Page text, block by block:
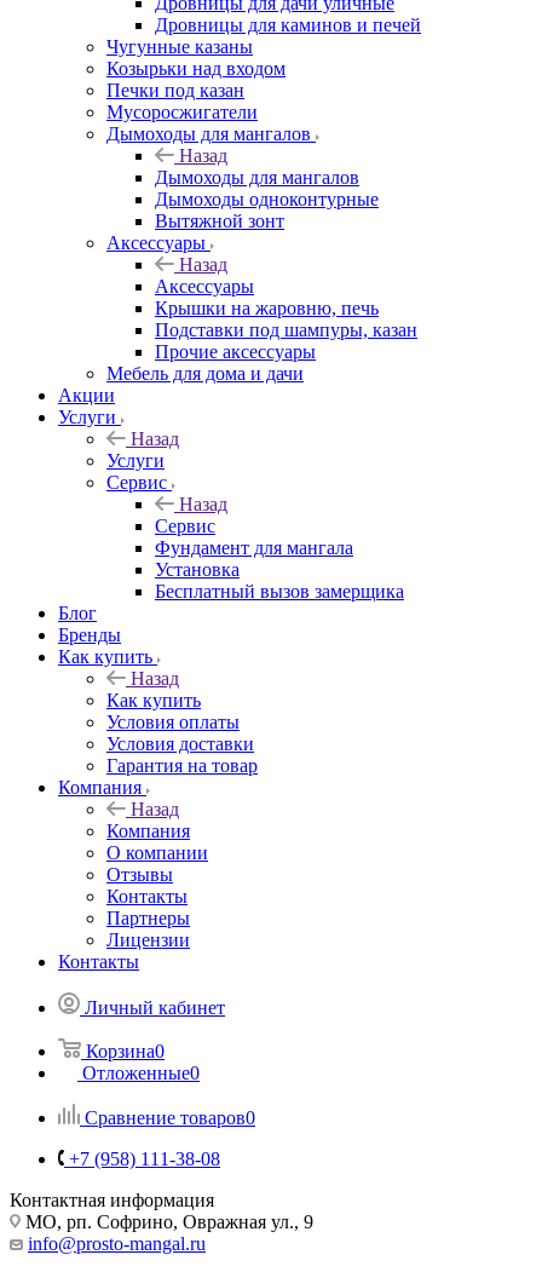
Дровницы для каминов и печей
Чугунные казаны
Козырьки над входом
Печки под казан
Мусоросжигатели
Дымоходы для мангалов
Назад
Дымоходы для мангалов
Дымоходы одноконтурные
Вытяжной зонт
Аксессуары
Назад
Аксессуары
Крышки на жаровню, печь
Подставки под шампуры, казан
Прочие аксессуары
Мебель для дома и дачи
Акции
Услуги
Назад
Услуги
Сервис
Назад
Сервис
Фундамент для мангала
Установка
Бесплатный вызов замерщика
Блог
Бренды
Как купить
Назад
Как купить
Условия оплаты
Условия доставки
Гарантия на товар
Компания
Назад
Компания
О компании
Отзывы
Контакты
Партнеры
Лицензии
Контакты
Личный кабинет
Корзина0
Отложенные0
Сравнение товаров0
+7 (958) 111-38-08
Контактная информация
МО, рп. Софрино, Овражная ул., 9
info@prosto-mangal.ru